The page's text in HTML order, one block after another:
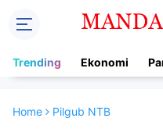
Trending Ekonomi
Home Pilgub NTB